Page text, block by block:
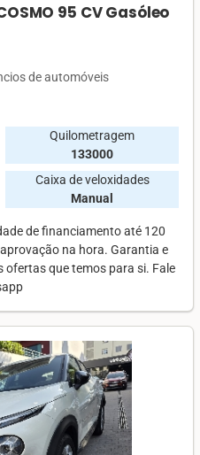
95 CV Gasóleo
de automóveis
Quilometragem
133000
Caixa de veloxidades
Manual
de financiamento até 120
na hora. Garantia e
ofertas que temos para si. Fale